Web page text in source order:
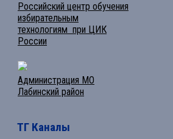
Российский центр обучения
избирательным
технологиям при ЦИК
России
Администрация МО
Лабинский район
ТГ Каналы